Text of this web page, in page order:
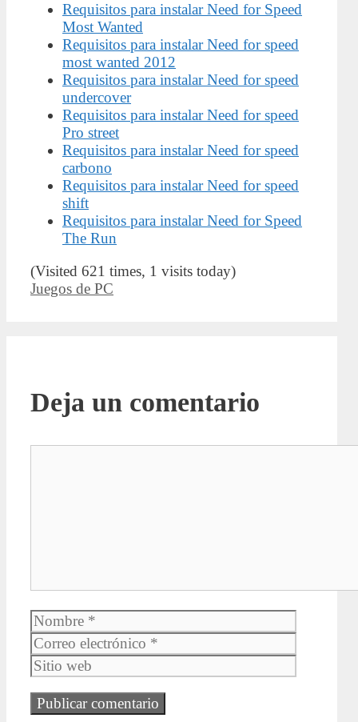
Requisitos para instalar Need for Speed
Most Wanted
Requisitos para instalar Need for speed
most wanted 2012
Requisitos para instalar Need for speed
undercover
Requisitos para instalar Need for speed
Pro street
Requisitos para instalar Need for speed
carbono
Requisitos para instalar Need for speed
shift
Requisitos para instalar Need for Speed
The Run
(Visited 621 times, 1 visits today)
Categorías
Juegos de PC
Deja un comentario
Nombre
web